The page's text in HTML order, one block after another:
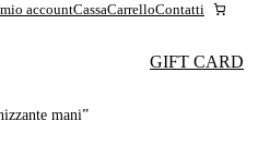
accountCassaCarrelloContatti
GIFT CARD
mani”